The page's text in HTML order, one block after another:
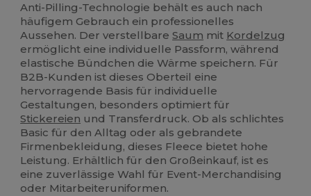
Anti-Pilling-Technologie behält es auch nach
häufigem Gebrauch ein professionelles
Aussehen. Der verstellbareSaum mit Kordelzug
ermöglicht eine individuelle Passform, während
elastische Bündchen die Wärme speichern. Für
B2B-Kunden ist dieses Oberteil eine
hervorragende Basis für individuelle
Gestaltungen, besonders optimiert für
Stickereien und Transferdruck. Ob als schlichtes
Basic für den Alltag oder als gebrandete
Firmenbekleidung, dieses Fleece bietet hohe
Leistung. Erhältlich für den Großeinkauf, ist es
eine zuverlässige Wahl für Event-Merchandising
oder Mitarbeiteruniformen.